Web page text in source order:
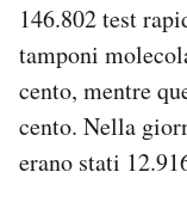
AREA
Area
Newsletter
Notifiche
146.802 test
tamponi
cento, mentre
cento. Nella
erano stati